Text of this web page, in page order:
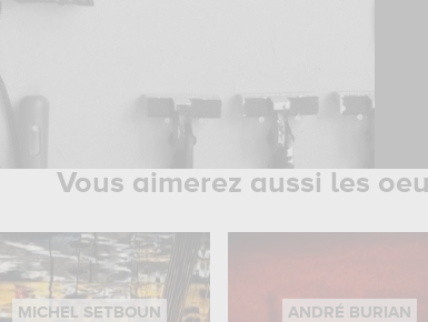
Vous aimerez aussi les
MICHEL SETBOUN ANDRÉ BURIAN